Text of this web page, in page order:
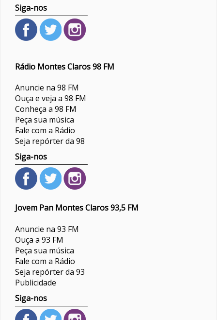
Siga-nos
Rádio Montes Claros 98 FM
Anuncie na 98 FM
Ouça e veja a 98 FM
Conheça a 98 FM
Peça sua música
Fale com a Rádio
Seja repórter da 98
Siga-nos
Jovem Pan Montes Claros 93,5 FM
Anuncie na 93 FM
Ouça a 93 FM
Peça sua música
Fale com a Rádio
Seja repórter da 93
Publicidade
Siga-nos